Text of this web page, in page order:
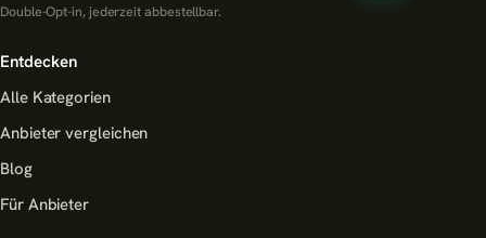
Double-Opt-in, jederzeit abbestellbar.
Entdecken
Alle Kategorien
Anbieter vergleichen
Blog
Für Anbieter